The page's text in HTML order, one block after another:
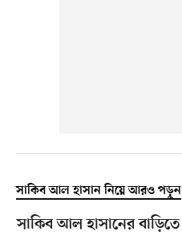
সাকিব আল হাসান নিয়ে আরও পড়ুন
সাকিব আল হাসানের বাড়িতে